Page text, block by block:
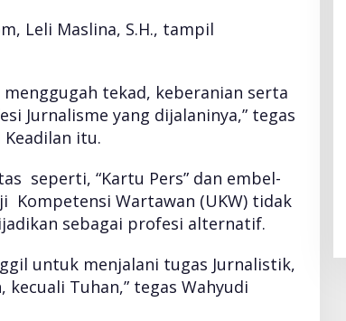
Leli Maslina, S.H., tampil
menggugah tekad, keberanian serta
Jurnalisme yang dijalaninya,” tegas
Keadilan itu.
seperti, “Kartu Pers” dan embel-
Kompetensi Wartawan (UKW) tidak
sebagai profesi alternatif.
untuk menjalani tugas Jurnalistik,
Tuhan,” tegas Wahyudi